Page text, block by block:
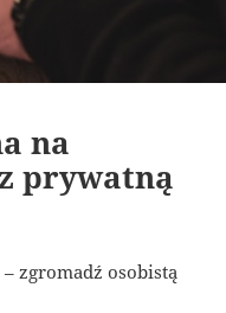
na
prywatną
zgromadź osobistą